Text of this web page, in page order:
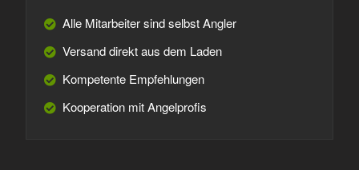
Alle Mitarbeiter sind selbst Angler
Versand direkt aus dem Laden
Kompetente Empfehlungen
Kooperation mit Angelprofis